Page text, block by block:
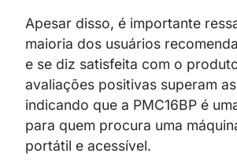
Apesar disso, é importante
maioria dos usuários
e se diz satisfeita com o
avaliações positivas superam
indicando que a PMC16BP é
para quem procura uma
portátil e acessível.